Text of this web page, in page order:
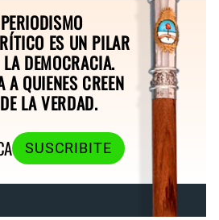
ES UN PILAR
DEMOCRACIA.
A QUIENES CREEN
LA VERDAD.
SUSCRIBITE